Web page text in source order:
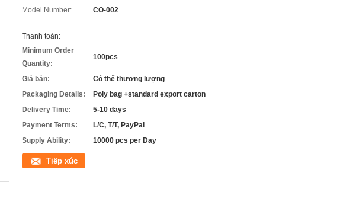
Model Number:
CO-002
Thanh toán:
Minimum Order
Quantity:
100pcs
Giá bán:
Có thể thương lượng
Packaging Details:
Poly bag +standard export carton
Delivery Time:
5-10 days
Payment Terms:
L/C, T/T, PayPal
Supply Ability:
10000 pcs per Day
Tiếp xúc